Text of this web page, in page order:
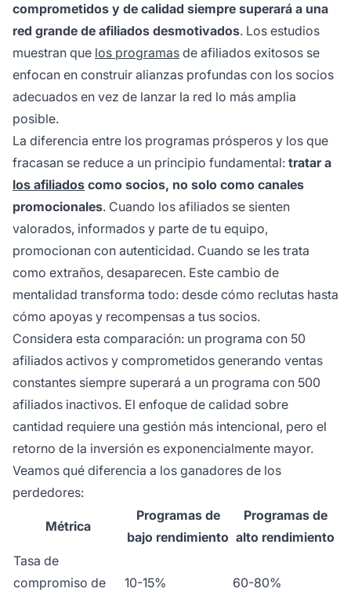
comprometidos y de calidad siempre superará a una
red grande de afiliados desmotivados. Los estudios
muestran que los programas de afiliados exitosos se
enfocan en construir alianzas profundas con los socios
adecuados en vez de lanzar la red lo más amplia
posible.
La diferencia entre los programas prósperos y los que
fracasan se reduce a un principio fundamental: tratar a
los afiliados como socios, no solo como canales
promocionales. Cuando los afiliados se sienten
valorados, informados y parte de tu equipo,
promocionan con autenticidad. Cuando se les trata
como extraños, desaparecen. Este cambio de
mentalidad transforma todo: desde cómo reclutas hasta
cómo apoyas y recompensas a tus socios.
Considera esta comparación: un programa con 50
afiliados activos y comprometidos generando ventas
constantes siempre superará a un programa con 500
afiliados inactivos. El enfoque de calidad sobre
cantidad requiere una gestión más intencional, pero el
retorno de la inversión es exponencialmente mayor.
Veamos qué diferencia a los ganadores de los
perdedores:
Métrica
Programas de
bajo rendimiento
Programas de
alto rendimiento
Tasa de
compromiso de
10-15% 60-80%